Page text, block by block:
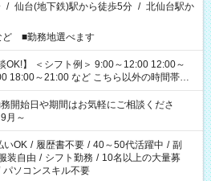
/ 仙台(地下鉄)駅から徒歩5分 / 北仙台駅か
ど ■勤務地選べます
12:00 12:00～
など こちら以外の時間帯も
さい！
始日や期間はお気軽にご相談くださ
月～
いOK / 履歴書不要 / 40～50代活躍中 / 副
装自由 / シフト勤務 / 10名以上の大量募
パソコンスキル不要